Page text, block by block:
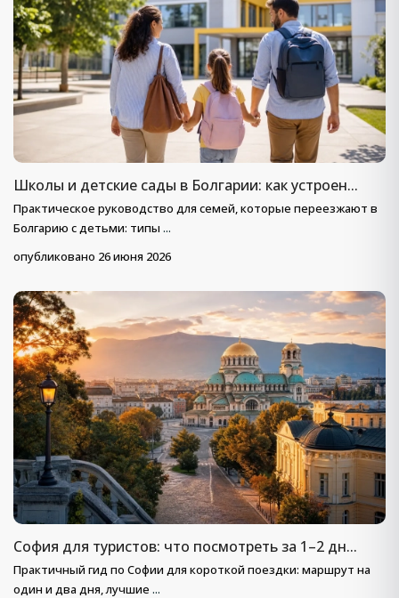
Школы и детские сады в Болгарии: как устроен...
Практическое руководство для семей, которые переезжают в
Болгарию с детьми: типы ...
опубликовано 26 июня 2026
София для туристов: что посмотреть за 1–2 дн...
Практичный гид по Софии для короткой поездки: маршрут на
один и два дня, лучшие ...